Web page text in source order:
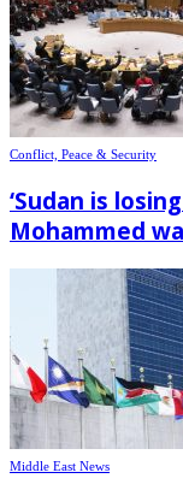
Conflict, Peace & Security
‘Sudan is
Mohammed
Middle East News